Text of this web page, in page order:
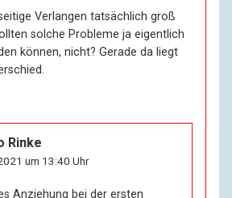
Verlangen tatsächlich groß
solche Probleme ja eigentlich
können, nicht? Gerade da liegt
Rinke
um 13:40 Uhr
Anziehung bei der ersten